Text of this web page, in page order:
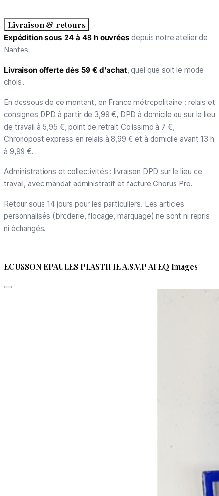
Livraison & retours
Expédition sous 24 à 48 h ouvrées depuis notre atelier de
Nantes.
Livraison offerte dès 59 € d'achat, quel que soit le mode
choisi.
En dessous de ce montant, en France métropolitaine : relais et
consignes DPD à partir de 3,99 €, DPD à domicile ou sur le lieu
de travail à 5,95 €, point de retrait Colissimo à 7 €,
Chronopost express en relais à 8,99 € et à domicile avant 13 h
à 9,99 €.
Administrations et collectivités : livraison DPD sur le lieu de
travail, avec mandat administratif et facture Chorus Pro.
Retour sous 14 jours pour les particuliers. Les articles
personnalisés (broderie, flocage, marquage) ne sont ni repris
ni échangés.
ECUSSON EPAULES PLASTIFIE A.S.V.P ATEQ Images